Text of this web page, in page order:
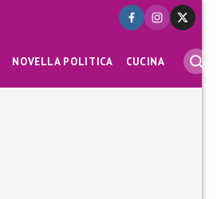
NOVELLA POLITICA CUCINA